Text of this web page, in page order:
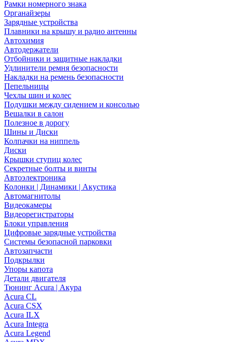
Рамки номерного знака
Органайзеры
Зарядные устройства
Плавники на крышу и радио антенны
Автохимия
Автодержатели
Отбойники и защитные накладки
Удлинители ремня безопасности
Накладки на ремень безопасности
Пепельницы
Чехлы шин и колес
Подушки между сидением и консолью
Вешалки в салон
Полезное в дорогу
Шины и Диски
Колпачки на ниппель
Диски
Крышки ступиц колес
Секретные болты и винты
Автоэлектроника
Колонки | Динамики | Акустика
Автомагнитолы
Видеокамеры
Видеорегистраторы
Блоки управления
Цифровые зарядные устройства
Системы безопасной парковки
Автозапчасти
Подкрылки
Упоры капота
Детали двигателя
Тюнинг Acura | Акура
Acura CL
Acura CSX
Acura ILX
Acura Integra
Acura Legend